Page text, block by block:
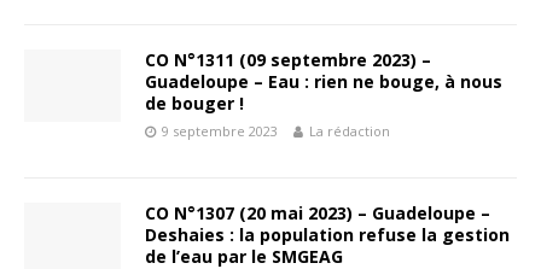
CO N°1311 (09 septembre 2023) –
Guadeloupe – Eau : rien ne bouge, à nous
de bouger !
9 septembre 2023 La rédaction
CO N°1307 (20 mai 2023) – Guadeloupe –
Deshaies : la population refuse la gestion
de l’eau par le SMGEAG